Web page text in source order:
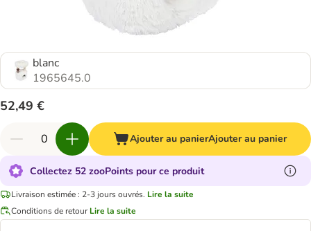
blanc
1965645.0
52,49 €
Ajouter au panierAjouter au panier
Collectez 52 zooPoints pour ce produit
Livraison estimée : 2-3 jours ouvrés. Lire la suite
Conditions de retour Lire la suite